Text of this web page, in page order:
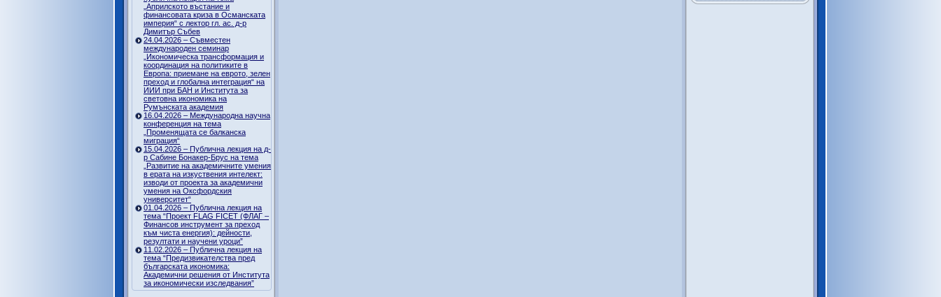
„Априлското въстание и
финансовата криза в Османската
империя“ с лектор гл. ас. д-р
Димитър Събев
24.04.2026 – Съвместен
международен семинар
„Икономическа трансформация и
координация на политиките в
Европа: приемане на еврото, зелен
преход и глобална интеграция“ на
ИИИ при БАН и Института за
световна икономика на
Румънската академия
16.04.2026 – Международна научна
конференция на тема
„Променящата се балканска
миграция“
15.04.2026 – Публична лекция на д-
р Сабине Бонакер-Брус на тема
„Развитие на академичните умения
в ерата на изкуствения интелект:
изводи от проекта за академични
умения на Оксфордския
университет“
01.04.2026 – Публична лекция на
тема “Проект FLAG FICET (ФЛАГ –
Финансов инструмент за преход
към чиста енергия): дейности,
резултати и научени уроци”
11.02.2026 – Публична лекция на
тема “Предизвикателства пред
българската икономика:
Академични решения от Института
за икономически изследвания”